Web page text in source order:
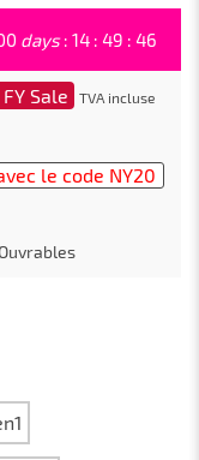
days: 14 : 49 : 45
FY Sale TVA incluse
le code NY20